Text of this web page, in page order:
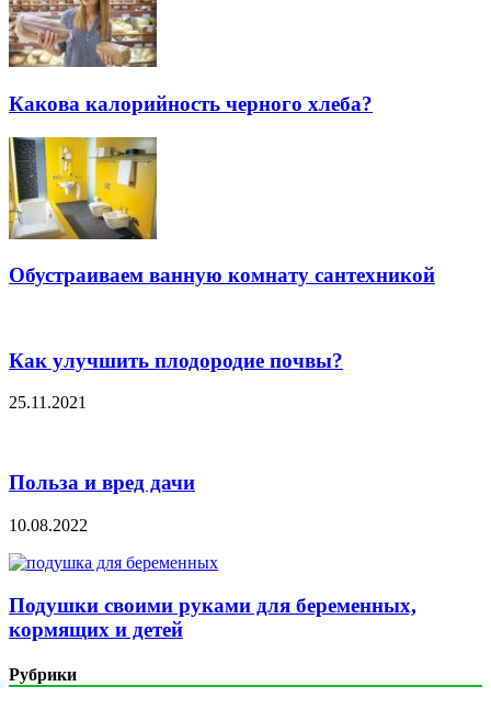
Какова калорийность черного хлеба?
Обустраиваем ванную комнату сантехникой
Как улучшить плодородие почвы?
25.11.2021
Польза и вред дачи
10.08.2022
Подушки своими руками для беременных,
кормящих и детей
Рубрики